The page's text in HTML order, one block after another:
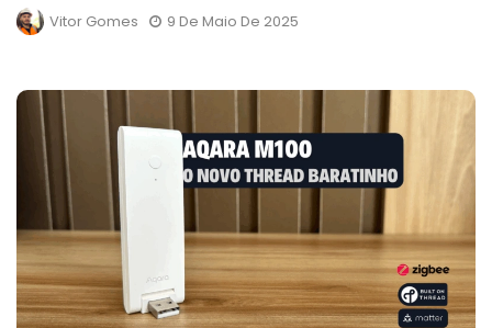
Vitor Gomes 9 De Maio De 2025